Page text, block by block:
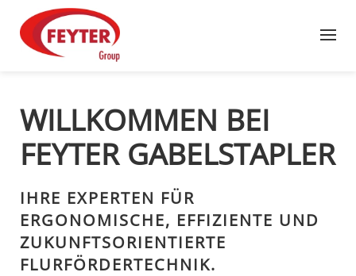
Zum Hauptinhalt springen
WILLKOMMEN BEI
FEYTER GABELSTAPLER
IHRE EXPERTEN FÜR
ERGONOMISCHE, EFFIZIENTE UND
ZUKUNFTSORIENTIERTE
FLURFÖRDERTECHNIK.